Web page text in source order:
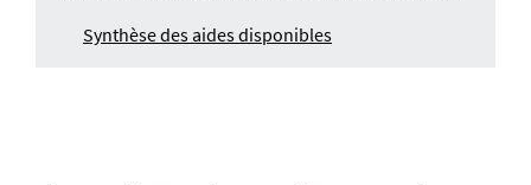
Synthèse des aides disponibles